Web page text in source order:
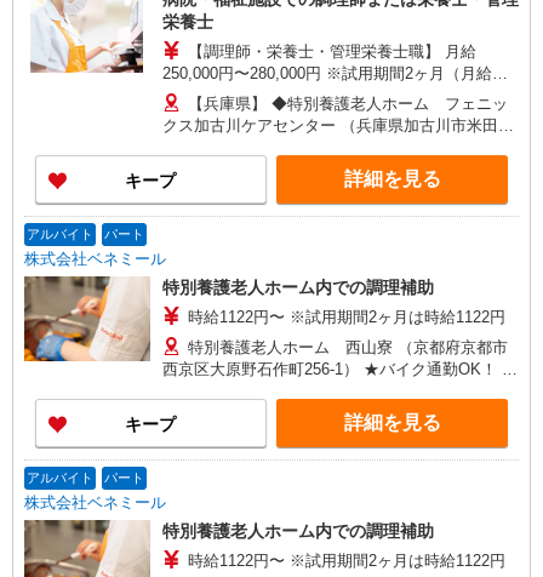
栄養士
【調理師・栄養士・管理栄養士職】 月給
250,000円〜280,000円 ※試用期間2ヶ月（月給
250,000円〜280,000円） ※給与幅は経験による
【エリア調理師職】 月給270,000円〜320,000円
※試用期間2〜6ヶ月（月給270,000円） ※給与幅
は調理技術・コミュニケーション力による
【兵庫県】 ◆特別養護老人ホーム フェニッ
クス加古川ケアセンター （兵庫県加古川市米田町
田5-3-13） ◆城陽江尻病院 （兵庫県姫路市北条1-
279） 【京都府】 ◆特別養護老人ホーム 塔南の
園 （京都府京都市南区西九条菅田町4-2） ◆住宅
市上京区仁和寺街道千本西入五番町153） ◆特別
養護老人ホーム 西山寮 （京都府京都市西京区大
原野石作町256-1） ◆高齢者福祉施設 西七条
（京都府京都市下京区西七条八幡町29） ◆宇治病
院 （京都府宇治市五ケ庄芝ノ東54-2） 【大阪府】
◆特別養護老人ホーム ぐんげ今城の丘 （大阪府
ム さざなみ鶴山台 （大阪府和泉市鶴山台3-2-2）
【奈良県】 ◆奈良春日病院 （奈良県奈良市鹿野園
町1212-1）
キープ 詳細を見る
アルバイト パート
株式会社ベネミール
特別養護老人ホーム内での調理補助
時給1122円〜 ※試用期間2ヶ月は時給1122円
特別養護老人ホーム 西山寮 （京都府京都市
西京区大原野石作町256-1） ★バイク通勤OK！ ★
キープ 詳細を見る
アルバイト パート
株式会社ベネミール
特別養護老人ホーム内での調理補助
時給1122円〜 ※試用期間2ヶ月は時給1122円